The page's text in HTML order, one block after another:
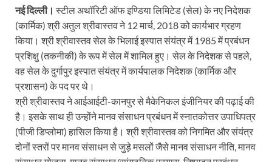
नई दिल्ली। स्टील अथॉरिटी ऑफ इण्डिया लिमिटेड (सेल) के नए निदेशक
(कार्मिक) श्री अतुल श्रीवास्तव ने 12 मार्च, 2018 को कार्यभार ग्रहण
किया। श्री श्रीवास्तव सेल के भिलाई इस्पात संयंत्र में 1985 में प्रबंधन
प्रशिक्षु (तकनीकी) के रूप में सेल में शामिल हुए। सेल के निदेशक से पहले,
वह सेल के दुर्गापुर इस्पात संयंत्र में कार्यपालक निदेशक (कार्मिक और
प्रशासन) के पद पर थे।
श्री श्रीवास्तव ने आईआईटी-कानपुर से मैकेनिकल इंजीनियर की पढ़ाई की
है। इसके साथ ही उन्होंने मानव संसाधन प्रबंधन में स्नातकोत्तर उपाधिपत्र
(पीजी डिप्लोमा) हासिल किया है। श्री श्रीवास्तव को निगमित और संयंत्र
दोनों स्तरों पर मानव संसाधन से जुड़े मसलों जैसे मानव संसाधन नीति, मानव